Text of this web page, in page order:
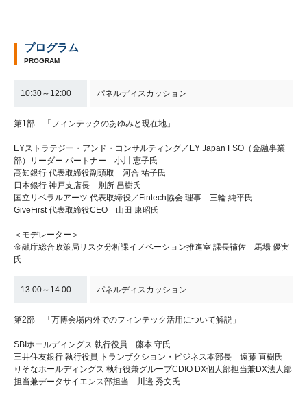
プログラム
PROGRAM
10:30～12:00 パネルディスカッション
第1部 「フィンテックのあゆみと現在地」
EYストラテジー・アンド・コンサルティング／EY Japan FSO（金融事業
部）リーダー パートナー 小川 恵子氏
高知銀行 代表取締役副頭取 河合 祐子氏
日本銀行 神戸支店長 別所 昌樹氏
国立リベラルアーツ 代表取締役／Fintech協会 理事 三輪 純平氏
GiveFirst 代表取締役CEO 山田 康昭氏
＜モデレーター＞
金融庁総合政策局リスク分析課イノベーション推進室 課長補佐 馬場 優実
氏
13:00～14:00 パネルディスカッション
第2部 「万博会場内外でのフィンテック活用について解説」
SBIホールディングス 執行役員 藤本 守氏
三井住友銀行 執行役員 トランザクション・ビジネス本部長 遠藤 直樹氏
りそなホールディングス 執行役兼グループCDIO DX個人部担当兼DX法人部
担当兼データサイエンス部担当 川邉 秀文氏